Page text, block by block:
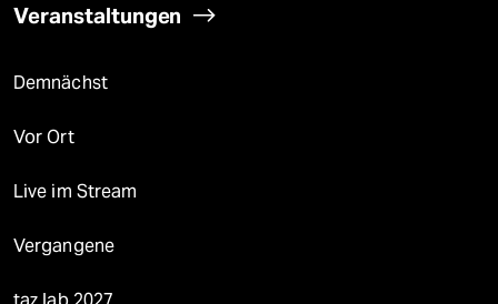
Veranstaltungen
Demnächst
Vor Ort
Live im Stream
Vergangene